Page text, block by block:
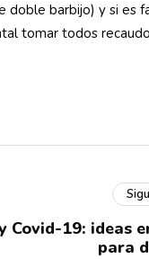
doble barbijo) y si es
tomar todos
Covid-19: ideas
para